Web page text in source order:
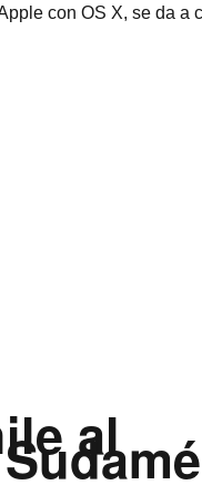
con OS X, se da a
al